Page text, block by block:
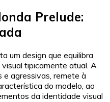
Prelude:
um design que equilibra
tipicamente atual. A
e agressivas, remete à
do modelo, ao
da identidade visual